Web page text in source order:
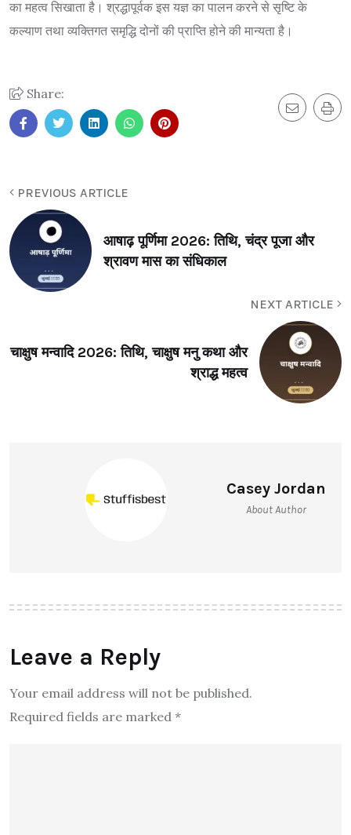
का महत्व सिखाता है। श्रद्धापूर्वक इस यज्ञ का पालन करने से सृष्टि के
कल्याण तथा व्यक्तिगत समृद्धि दोनों की प्राप्ति होने की मान्यता है।
Share:
PREVIOUS ARTICLE
आषाढ़ पूर्णिमा 2026: तिथि, चंद्र पूजा और
श्रावण मास का संधिकाल
NEXT ARTICLE
चाक्षुष मन्वादि 2026: तिथि, चाक्षुष मनु कथा और
श्राद्ध महत्व
Casey Jordan
About Author
Leave a Reply
Your email address will not be published.
Required fields are marked *